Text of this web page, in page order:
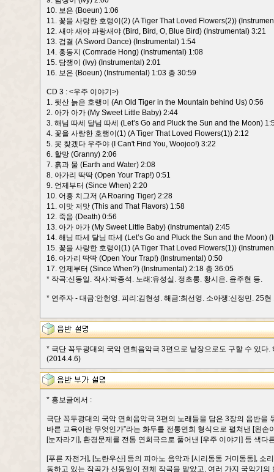
10. 보은 (Boeun) 1:06
11. 꽃을 사랑한 호랭이(2) (A Tiger That Loved Flowers(2))
12. 새야 새야 파랑새야 (Bird, Bird, O, Blue Bird) (Instrumental) 3:21
13. 검결 (A Sword Dance) (Instrumental) 1:54
14. 홍동지 (Comrade Hong) (Instrumental) 1:08
15. 담쟁이 (Ivy) (Instrumental) 2:01
16. 보은 (Boeun) (Instrumental) 1:03 총 30:59
CD 3 : <우주 이야기>)
1. 뒷산 늙은 호랭이 (An Old Tiger in the Mountain behind Us) 0:56
2. 아가 아가 (My Sweet Little Baby) 2:44
3. 해님 따세 달님 따세 (Let’s Go and Pluck the Sun and the Moon)
4. 꽃을 사랑한 호랭이(1) (A Tiger That Loved Flowers(1)) 2:12
5. 못 찾겠다 우주야 (I Can't Find You, Woojoo!) 3:22
6. 할망 (Granny) 2:06
7. 흙과 물 (Earth and Water) 2:08
8. 아가리 딱딱 (Open Your Trap!) 0:51
9. 언제부터 (Since When) 2:20
10. 어흥 치그저 (A Roaring Tiger) 2:28
11. 이맛 저맛 (This and That Flavors) 1:58
12. 죽음 (Death) 0:56
13. 아가 아가 (My Sweet Little Baby) (Instrumental) 2:45
14. 해님 따세 달님 따세 (Let’s Go and Pluck the Sun and the Moon)
15. 꽃을 사랑한 호랭이(1) (A Tiger That Loved Flowers(1))
16. 아가리 딱딱 (Open Your Trap!) (Instrumental) 0:50
17. 언제부터 (Since When?) (Instrumental) 2:18 총 36:05
* 작곡:신동일. 작사:박종석. 노래:유성실. 정초롱. 황시은. 윤주현 등.
* 연주자 - 대금:안헌영. 피리:김현성. 해금:최선영. 소아쟁:신정민. 25
* 극단 꼭두광대의 국악 연희음악극 3편으로 낱장으로도 구할 수 있
(2014.4.6)
* 홍보글에서 :
극단 꼭두광대의 국악 연희음악극 3편의 노래들을 담은 3장의 음반을
바른 교육이란 무엇인가”라는 화두를 전통연희 형식으로 펼쳐낸 [왼
[눈자라기], 환경문제를 전통 연희극으로 풀어낸 [우주 이야기] 등 색
[푸른 자전거], [노란우산] 등의 피아노 음악과 [시리동동 거미동동],
동하고 있는 작곡가 신동일이 전체 작곡을 맡았고, 여러 가지 국악기